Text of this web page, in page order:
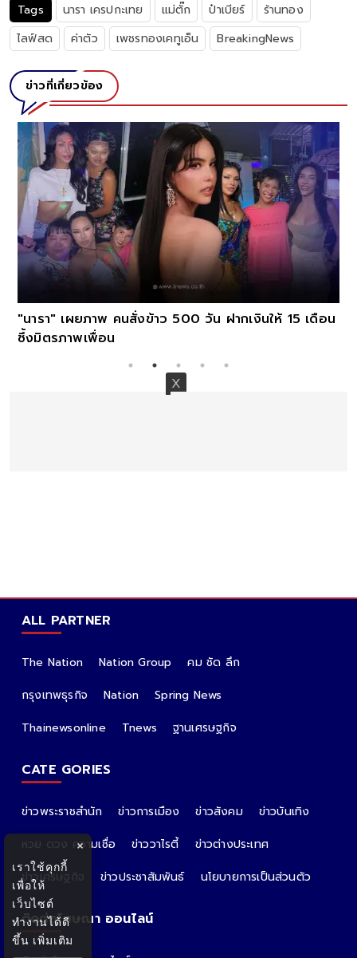
Tags นารา เครปกะเทย แม่ตั๊ก ป๋าเบียร์
ร้านทอง
ไลฟ์สด
ค่าตัว เพชรทองเคทูเอ็น BreakingNews
ข่าวที่เกี่ยวข้อง
"นารา" เผยภาพ คนสั่งข้าว 500 วัน ฝากเงินให้ 15 เดือน
ซึ้งมิตรภาพเพื่อน
ALL PARTNER
The Nation Nation Group
คม ชัด ลึก
กรุงเทพธุรกิจ
Nation
Spring News
Thainewsonline
Tnews ฐานเศรษฐกิจ
CATE GORIES
ข่าวพระราชสำนัก ข่าวการเมือง ข่าวสังคม
ข่าวบันเทิง
หวย ดวง ความเชื่อ
ข่าววาไรตี้
ข่าวต่างประเทศ
ข่าวเศรษฐกิจ
ข่าวประชาสัมพันธ์ นโยบายการเป็นส่วนตัว
ติดต่อโฆษณา ออนไลน์
×
เราใช้คุกกี้
เพื่อให้
เว็บไซต์
ทำงานได้ดี
ขึ้น เพิ่มเติม